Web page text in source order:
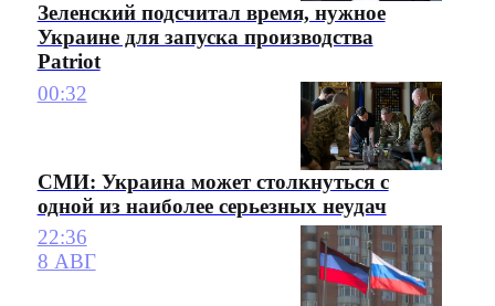
Зеленский подсчитал время, нужное
Украине для запуска производства
Patriot
00:32
СМИ: Украина может столкнуться с
одной из наиболее серьезных неудач
22:36
8 АВГ